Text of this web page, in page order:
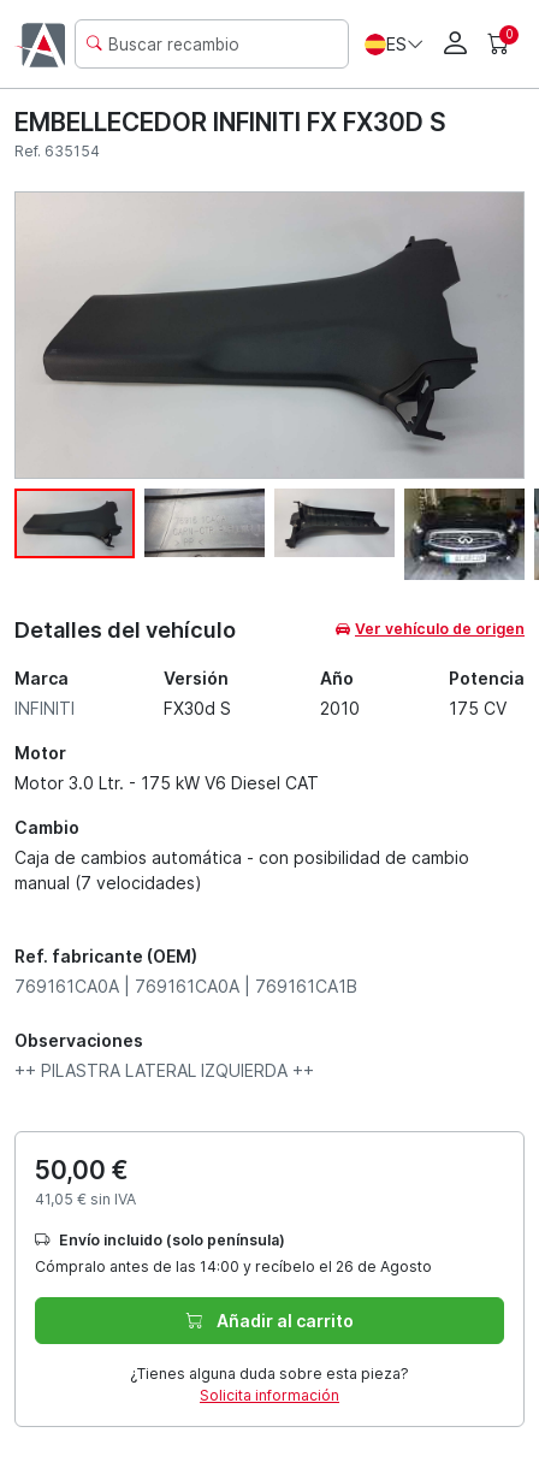
ES 0
EMBELLECEDOR INFINITI FX FX30D S
Ref. 635154
Detalles del vehículo Ver vehículo de origen
Marca
INFINITI
Versión
FX30d S
Año
2010
Potencia
175 CV
Motor
Motor 3.0 Ltr. - 175 kW V6 Diesel CAT
Cambio
Caja de cambios automática - con posibilidad de cambio
manual (7 velocidades)
Ref. fabricante (OEM)
769161CA0A | 769161CA0A | 769161CA1B
Observaciones
++ PILASTRA LATERAL IZQUIERDA ++
50,00 €
41,05 € sin IVA
Envío incluido (solo península)
Cómpralo antes de las 14:00 y recíbelo el 26 de Agosto
Añadir al carrito
¿Tienes alguna duda sobre esta pieza?
Solicita información